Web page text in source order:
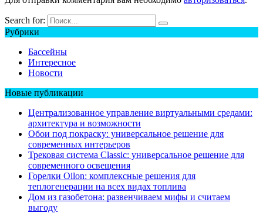
Search for:
Рубрики
Бассейны
Интересное
Новости
Новые публикации
Централизованное управление виртуальными средами:
архитектура и возможности
Обои под покраску: универсальное решение для
современных интерьеров
Трековая система Classic: универсальное решение для
современного освещения
Горелки Oilon: комплексные решения для
теплогенерации на всех видах топлива
Дом из газобетона: развенчиваем мифы и считаем
выгоду